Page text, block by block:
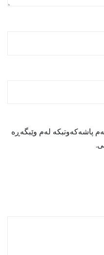
پاشەکەوتبکە لەم وێبگەڕە